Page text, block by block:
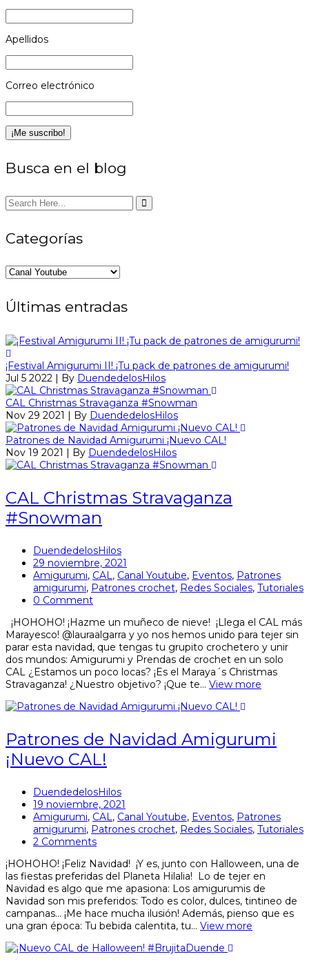
Apellidos
Correo electrónico
Busca en el blog
Categorías
Categorías
Últimas entradas
¡Festival Amigurumi II! ¡Tu pack de patrones de amigurumi!
Jul 5 2022 | By DuendedelosHilos
CAL Christmas Stravaganza #Snowman
Nov 29 2021 | By DuendedelosHilos
Patrones de Navidad Amigurumi ¡Nuevo CAL!
Nov 19 2021 | By DuendedelosHilos
CAL Christmas Stravaganza
#Snowman
DuendedelosHilos
29 noviembre, 2021
Amigurumi, CAL, Canal Youtube, Eventos, Patrones
amigurumi, Patrones crochet, Redes Sociales, Tutoriales
0 Comment
¡HOHOHO! ¡Hazme un muñeco de nieve! ¡Llega el CAL más
Marayesco! @lauraalgarra y yo nos hemos unido para tejer sin
parar esta navidad, que tengas tu grupito crochetero y unir
dos mundos: Amigurumi y Prendas de crochet en un solo
CAL ¿Estamos un poco locas? ¡Es el Maraya´s Christmas
Stravaganza! ¿Nuestro objetivo? ¡Que te… View more
Patrones de Navidad Amigurumi
¡Nuevo CAL!
DuendedelosHilos
19 noviembre, 2021
Amigurumi, CAL, Canal Youtube, Eventos, Patrones
amigurumi, Patrones crochet, Redes Sociales, Tutoriales
2 Comments
¡HOHOHO! ¡Feliz Navidad! ¡Y es, junto con Halloween, una de
las fiestas preferidas del Planeta Hilalia! Lo de tejer en
Navidad es algo que me apasiona: Los amigurumis de
Navidad son mis preferidos: Todo es color, dulces, tintineo de
campanas… ¡Me hace mucha ilusión! Además, pienso que es
una gran época: Tu bebida calentita, tu… View more